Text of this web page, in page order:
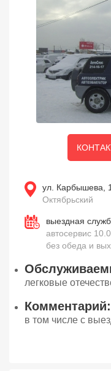
ул. Карбышева,
Октябрьский
выездная
автосервис
без обеда и
легковые
Комментарий:
в том числе с